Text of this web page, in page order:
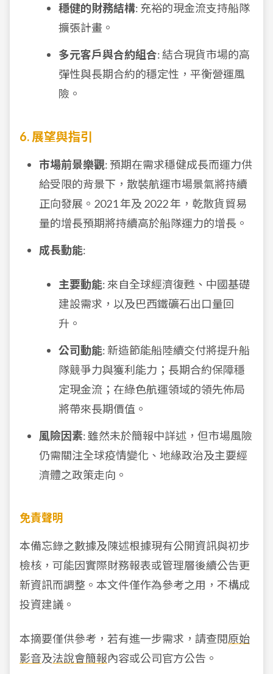
穩健的財務結構: 充裕的現金流支持船隊
擴張計畫。
多元客戶與合約組合: 結合現貨市場的高
彈性與長期合約的穩定性，平衡營運風
險。
6. 展望與指引
市場前景樂觀: 預期在需求穩健成長而運力供
給受限的背景下，散裝航運市場景氣將持續
正向發展。2021 年及 2022 年，乾散貨貿易
量的增長預期將持續高於船隊運力的增長。
成長動能:
主要動能: 來自全球經濟復甦、中國基礎
建設需求，以及巴西鐵礦石出口量回
升。
公司動能: 新造節能船陸續交付將提升船
隊競爭力與獲利能力；長期合約保障穩
定現金流；在綠色航運領域的領先佈局
將帶來長期價值。
風險因素: 雖然未於簡報中詳述，但市場風險
仍需關注全球疫情變化、地緣政治及主要經
濟體之政策走向。
免責聲明
本備忘錄之數據及陳述根據現有公開資訊與初步
檢核，可能因實際財務報表或管理層後續公告更
新資訊而調整。本文件僅作為參考之用，不構成
投資建議。
本摘要僅供參考，若有進一步需求，請查閱原始
影音及法說會簡報內容或公司官方公告。